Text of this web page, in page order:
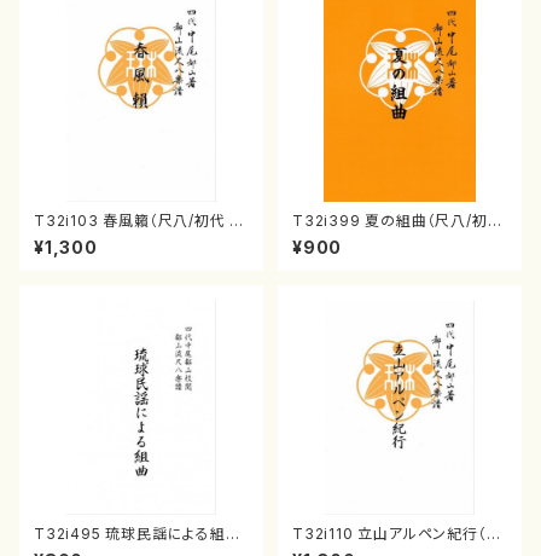
T32i103 春風籟（尺八/初代 石
垣征山/尺八/都山式譜）都山流
公刊楽譜曲番:552
¥1,300
T32i399 夏の組曲（尺八/初代
山川園松/楽譜）都山流公刊楽譜
曲番:2104
¥900
T32i495 琉球民謡による組曲
（尺八/牧野由多可/楽譜）都山n
T32i110 立山アルペン紀行（尺
八/初代 石垣征山/尺八/都山式